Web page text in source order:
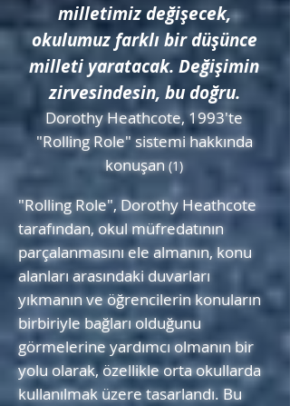
milletimiz değişecek,
okulumuz farklı bir düşünce
milleti yaratacak. Değişimin
zirvesindesin, bu doğru.
Dorothy Heathcote, 1993'te
"Rolling Role" sistemi hakkında
konuşan (1)
"Rolling Role", Dorothy Heathcote
tarafından, okul müfredatının
parçalanmasını ele almanın, konu
alanları arasındaki duvarları
yıkmanın ve öğrencilerin konuların
birbiriyle bağları olduğunu
görmelerine yardımcı olmanın bir
yolu olarak, özellikle orta okullarda
kullanılmak üzere tasarlandı. Bu